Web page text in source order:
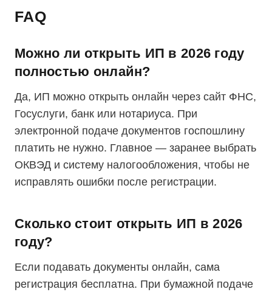
FAQ
Можно ли открыть ИП в 2026 году
полностью онлайн?
Да, ИП можно открыть онлайн через сайт ФНС,
Госуслуги, банк или нотариуса. При
электронной подаче документов госпошлину
платить не нужно. Главное — заранее выбрать
ОКВЭД и систему налогообложения, чтобы не
исправлять ошибки после регистрации.
Сколько стоит открыть ИП в 2026
году?
Если подавать документы онлайн, сама
регистрация бесплатна. При бумажной подаче